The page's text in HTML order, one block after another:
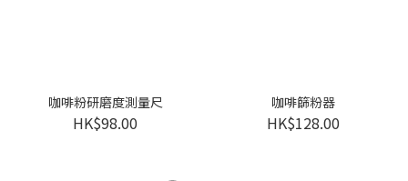
咖啡粉研磨度測量尺
HK$98.00
咖啡篩粉器
HK$128.00